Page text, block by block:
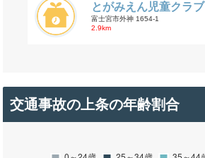
とがみえん児童クラブ
富士宮市外神 1654-1
2.9km
交通事故の上条の年齢割合